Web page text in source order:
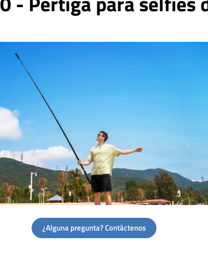
¿Alguna pregunta? Contáctenos